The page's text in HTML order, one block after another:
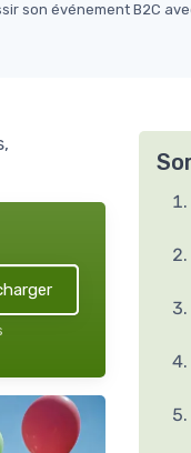
son événement B2C